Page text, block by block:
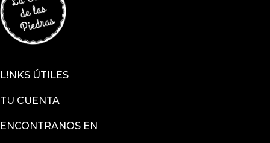
LINKS ÚTILES
TU CUENTA
ENCONTRANOS EN